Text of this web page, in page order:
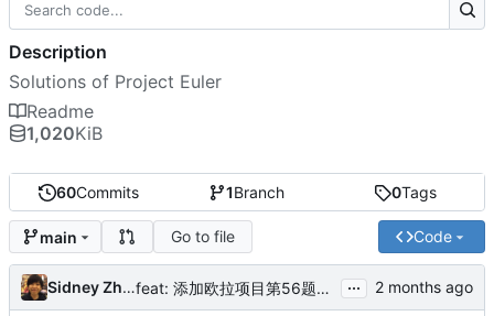
60Commits 1Branch 0Tags
main Go to file Code
Sidney Zhang feat: 添加欧拉项目第56题解法（最大数字和） ...
Description
Solutions of Project Euler
Readme
1,020KiB